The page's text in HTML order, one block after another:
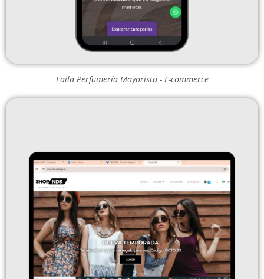
Laila Perfumería Mayorista - E-commerce